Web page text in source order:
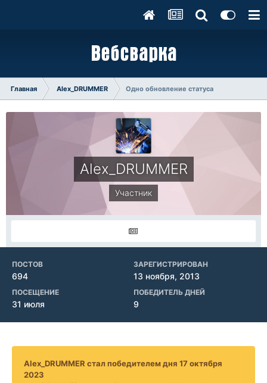
Главная Alex_DRUMMER Одно обновление статуса
Alex_DRUMMER
Участник
ПОСТОВ
694
ЗАРЕГИСТРИРОВАН
13 ноября, 2013
ПОСЕЩЕНИЕ
31 июля
ПОБЕДИТЕЛЬ ДНЕЙ
9
Alex_DRUMMER стал победителем дня 17 октября
2023